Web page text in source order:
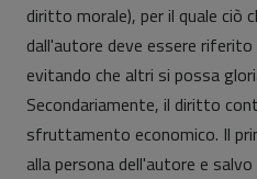
diritto morale), per il quale ciò
dall'autore deve essere
evitando che altri si possa
Secondariamente, il diritto
sfruttamento economico. Il
alla persona dell'autore e